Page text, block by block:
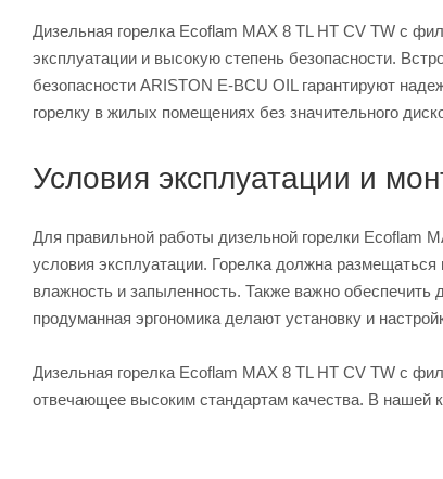
Дизельная горелка Ecoflam MAX 8 TL HT CV TW с
эксплуатации и высокую степень безопасности.
безопасности ARISTON E-BCU OIL гарантируют
горелку в жилых помещениях без значительного
Условия эксплуатации и
Для правильной работы дизельной горелки Ecoflam
условия эксплуатации. Горелка должна
влажность и запыленность. Также важно
продуманная эргономика делают установку и
Дизельная горелка Ecoflam MAX 8 TL HT CV TW с
отвечающее высоким стандартам качества. В нашей